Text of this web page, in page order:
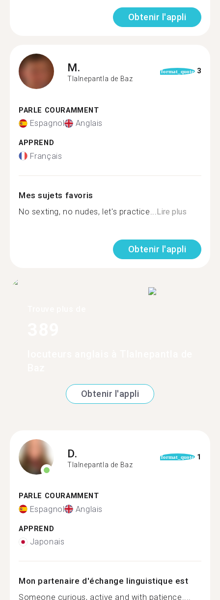
Obtenir l'appli
M.
Tlalnepantla de Baz
format_quote 3
PARLE COURAMMENT
Espagnol Anglais
APPREND
Français
Mes sujets favoris
No sexting, no nudes, let's practice... Lire plus
Obtenir l'appli
Obtenir l'appli
D.
Tlalnepantla de Baz
format_quote 1
PARLE COURAMMENT
Espagnol Anglais
APPREND
Japonais
Mon partenaire d'échange linguistique est
Someone curious, active and with patience....